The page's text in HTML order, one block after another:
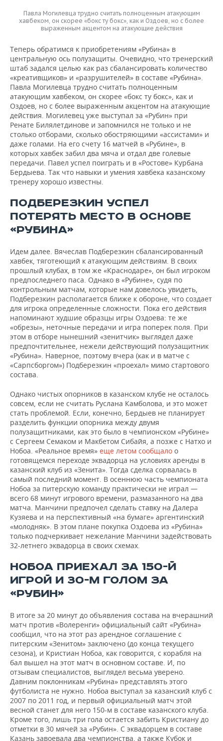
Павла Могилевца трудно считать полноценным атакующим
хавбеком, он скорее «бокс ту бокс», как и Оздоев, но с более
выраженным акцентом на атакующие действия
Теперь обратимся к приобретениям «Рубина» в
центральную ось полузащиты. Очевидно, что тренерский
штаб задался целью как раз сбалансировать количество
«креативщиков» и «разрушителей» в составе «Рубина».
Павла Могилевца трудно считать полноценным
атакующим хавбеком, он скорее «бокс ту бокс», как и
Оздоев, но с более выраженным акцентом на атакующие
действия. Могилевец уже выступал за «Рубин» при
Ренате Билялетдинове и запомнился не только и не
столько отборами, сколько обостряющими «ассистами» и
даже голами. На его счету 16 матчей в «Рубине», в
которых хавбек забил два мяча и отдал две голевые
передачи. Павел успел поиграть и в «Ростове» Курбана
Бердыева. Так что навыки и умения хавбека казанскому
тренеру хорошо известны.
ПОДБЕРЕЗКИН УСПЕЛ
ПОТЕРЯТЬ МЕСТО В ОСНОВЕ
«РУБИНА»
Идем далее. Вячеслав Подберезкин сбалансированный
хавбек, тяготеющий к атакующим действиям. В своих
прошлый клубах, в том же «Краснодаре», он был игроком
предпоследнего паса. Однако в «Рубине», судя по
контрольным матчам, которые нам довелось увидеть,
Подберезкин располагается ближе к обороне, что создает
для игрока определенные сложности. Пока его действия
напоминают худшие образцы игры Оздоева: те же
«обрезы», неточные передачи и игра поперек поля. При
этом в отборе нынешний «зенитчик» выглядел даже
предпочтительнее, нежели действующий полузащитник
«Рубина». Наверное, поэтому вчера (как и в матче с
«Сарпсборгом») Подберезкин «проехал» мимо стартового
состава.
Однако чистых опорников в казанском клубе не осталось
совсем, если не считать Руслана Камболова, и это может
стать проблемой. Если, конечно, Бердыев не планирует
разделить функции опорника между двумя
полузащитниками, как это было в чемпионском «Рубине»
с Сергеем Семаком и Макбетом Сибайя, а позже с Натхо и
Нобоа. «Реальное время» еще летом сообщало о
готовящемся переходе эквадорца на условиях аренды в
казанский клуб из «Зенита». Тогда сделка сорвалась в
самый последний момент. В осеннюю часть чемпионата
Нобоа за питерскую команду практически не играл —
всего 68 минут игрового времени, размазанного на два
матча. Манчини предпочел сделать ставку на Далера
Кузяева и на перспективный «на бумаге» аргентинский
«молодняк». В этом плане покупка Оздоева из «Рубина»
только подчеркивает нежелание Манчини задействовать
32-летнего эквадорца в своих схемах.
НОБОА ПРИЕХАЛ ЗА 150-Й
ИГРОЙ И 30-М ГОЛОМ ЗА
«РУБИН»
В итоге за 20 минут до объявления состава на вчерашний
матч против «Волеренги» официальный сайт «Рубина»
сообщил, что на этот раз арендное соглашение с
питерским «Зенитом» заключено (до конца текущего
сезона), и Кристиан Нобоа, как говорится, с корабля на
бал вышел на этот матч в основном составе. И, по
отзывам специалистов, выглядел весьма уверено.
Давним поклонникам «Рубина» представлять этого
футболиста не нужно. Нобоа выступал за казанский клуб с
2007 по 2011 год, и первый официальный матч этой
весной станет для него 150-м в составе казанского клуба.
Кроме того, лишь три гола остается забить Кристиану до
отметки в 30 мячей за «Рубин». С эквадорцем в составе
Казань завоевала два чемпионства, а также Кубок и